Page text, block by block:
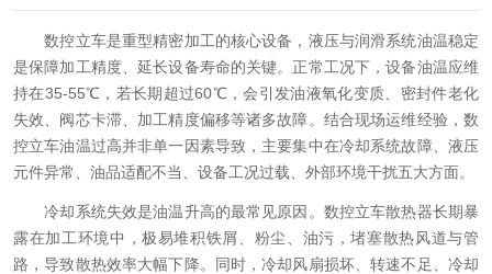
数控立车是重型精密加工的核心设备，液压与润滑系统油温稳定
是保障加工精度、延长设备寿命的关键。正常工况下，设备油温应维
持在35-55℃，若长期超过60℃，会引发油液氧化变质、密封件老化
失效、阀芯卡滞、加工精度偏移等诸多故障。结合现场运维经验，数
控立车油温过高并非单一因素导致，主要集中在冷却系统故障、液压
元件异常、油品适配不当、设备工况过载、外部环境干扰五大方面。
冷却系统失效是油温升高的最常见原因。数控立车散热器长期暴
露在加工环境中，极易堆积铁屑、粉尘、油污，堵塞散热风道与管
路，导致散热效率大幅下降。同时，冷却风扇损坏、转速不足、冷却